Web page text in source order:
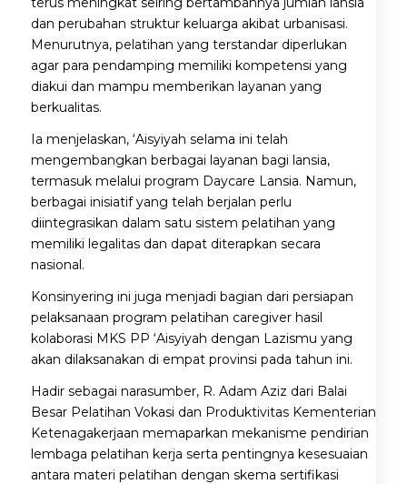
dan perubahan struktur keluarga akibat urbanisasi.
Menurutnya, pelatihan yang terstandar diperlukan
agar para pendamping memiliki kompetensi yang
diakui dan mampu memberikan layanan yang
berkualitas.
Ia menjelaskan, ‘Aisyiyah selama ini telah
mengembangkan berbagai layanan bagi lansia,
termasuk melalui program Daycare Lansia. Namun,
berbagai inisiatif yang telah berjalan perlu
diintegrasikan dalam satu sistem pelatihan yang
memiliki legalitas dan dapat diterapkan secara
nasional.
Konsinyering ini juga menjadi bagian dari persiapan
pelaksanaan program pelatihan caregiver hasil
kolaborasi MKS PP ‘Aisyiyah dengan Lazismu yang
akan dilaksanakan di empat provinsi pada tahun ini.
Hadir sebagai narasumber, R. Adam Aziz dari Balai
Besar Pelatihan Vokasi dan Produktivitas Kementerian
Ketenagakerjaan memaparkan mekanisme pendirian
lembaga pelatihan kerja serta pentingnya kesesuaian
antara materi pelatihan dengan skema sertifikasi